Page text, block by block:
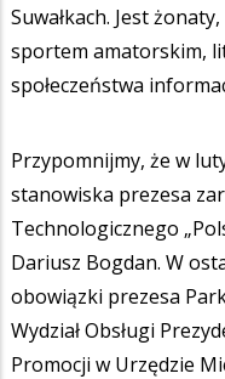
Suwałkach. Jest
sportem amatorskim,
społeczeństwa
Przypomnijmy, że w
stanowiska prezesa
Technologicznego
Dariusz Bogdan. W
obowiązki prezesa
Wydział Obsługi
Promocji w Urzędzie